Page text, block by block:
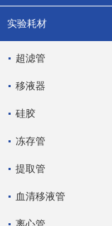
实验耗材
超滤管
移液器
硅胶
冻存管
提取管
血清移液管